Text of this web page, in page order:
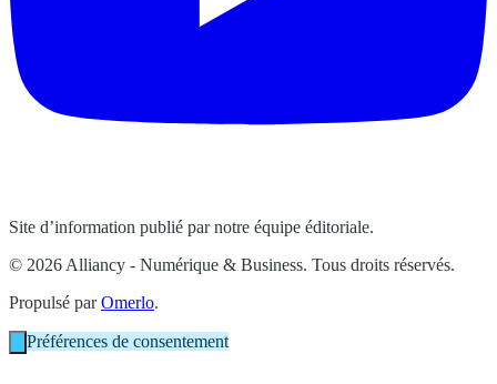
Site d’information publié par notre équipe éditoriale.
© 2026 Alliancy - Numérique & Business. Tous droits réservés.
Propulsé parOmerlo.
Préférences de consentement